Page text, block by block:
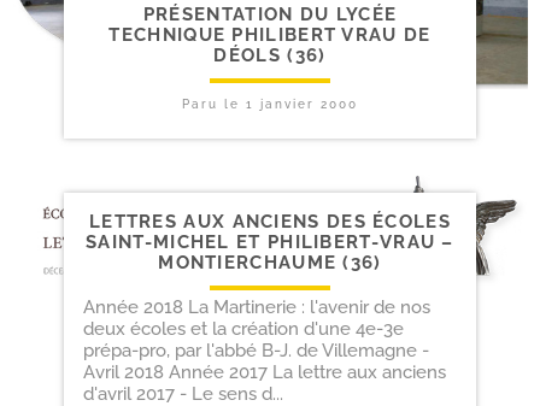
PRÉSENTATION DU LYCÉE
TECHNIQUE PHILIBERT VRAU DE
DÉOLS (36)
Paru le 1 janvier 2000
LETTRES AUX ANCIENS DES ÉCOLES
SAINT-​MICHEL ET PHILIBERT-​VRAU –
MONTIERCHAUME (36)
Année 2018 La Martinerie : l'avenir de nos
deux écoles et la création d'une 4e-3e
prépa-pro, par l'abbé B-J. de Villemagne -
Avril 2018 Année 2017 La lettre aux anciens
d'avril 2017 - Le sens d...